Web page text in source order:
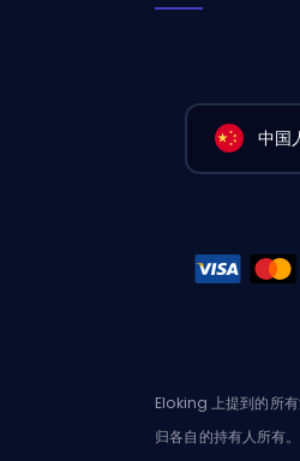
中国
Eloking 上提到的所
归各自的持有人所有